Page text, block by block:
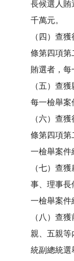
長候選人賄
千萬元。
（四）查
條第四項第
賄選者，每
（五）查
每一檢舉案
（六）查
條第四項第
一檢舉案件
（七）查
事、理事長
一檢舉案件
（八）查
親、五親等
統副總統選